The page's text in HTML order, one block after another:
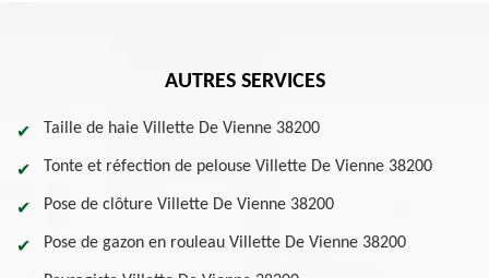
AUTRES SERVICES
Taille de haie Villette De Vienne 38200
Tonte et réfection de pelouse Villette De Vienne 38200
Pose de clôture Villette De Vienne 38200
Pose de gazon en rouleau Villette De Vienne 38200